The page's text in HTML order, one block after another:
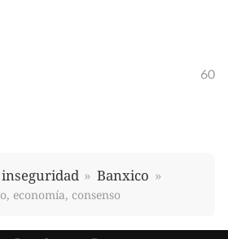
60
inseguridad Banxico
economía, consenso